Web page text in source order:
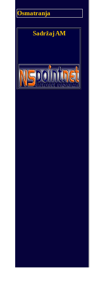
Osmatranja
Sadržaj AM